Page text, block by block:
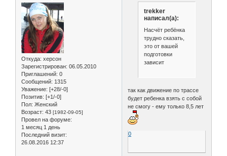
Откуда: херсон
Зарегистрирован: 06.05.2010
Приглашений: 0
Сообщений: 1315
Уважение: [+28/-0]
Позитив: [+1/-0]
Пол: Женский
Возраст: 43 [1982-09-05]
Провел на форуме:
1 месяц 1 день
Последний визит:
26.08.2016 12:37
trekker
написал(а):
Насчёт ребёнка
трудно сказать,
это от вашей
подготовки
зависит
так как движение по трассе
будет ребенка взять с собой
не смогу - ему только 8,5 лет
0